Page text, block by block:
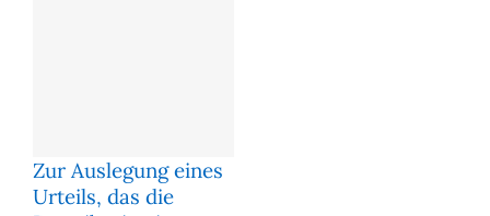
Zur Auslegung eines
Urteils, das die